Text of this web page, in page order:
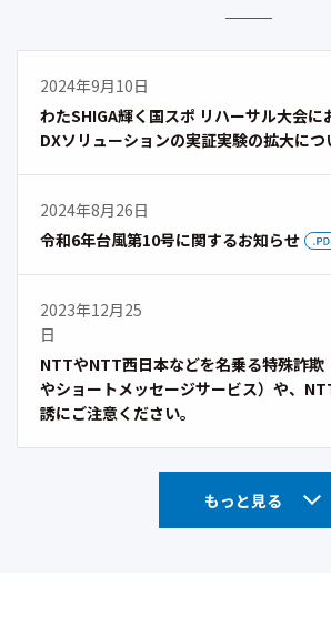
2024年9月10日
わたSHIGA輝く国スポ リハーサル大会に
DXソリューションの実証実験の拡大につ
2024年8月26日
令和6年台風第10号に関するお知らせ
2023年12月25
日
NTTやNTT西日本などを名乗る特殊詐欺
やショートメッセージサービス）や、
誘にご注意ください。
もっと見る